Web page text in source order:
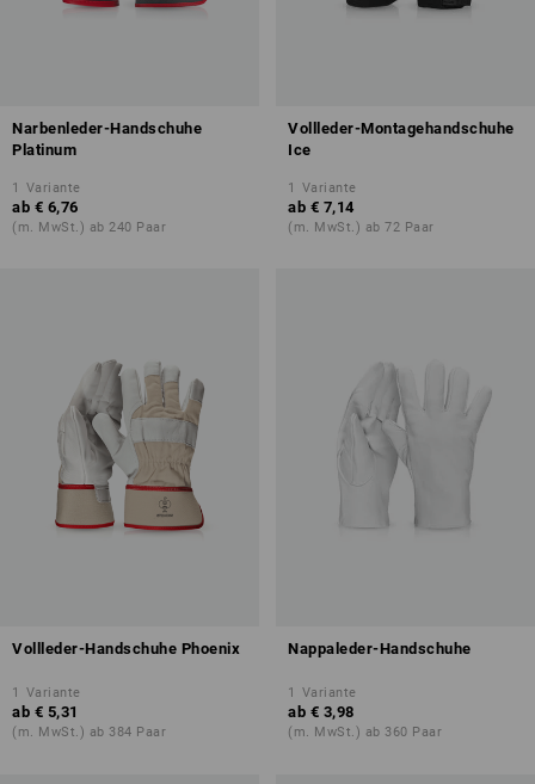
Narbenleder-Handschuhe
Platinum
1 Variante
ab € 6,76
(m. MwSt.) ab 240 Paar
Vollleder-Montagehandschuhe
Ice
1 Variante
ab € 7,14
(m. MwSt.) ab 72 Paar
Vollleder-Handschuhe Phoenix
1 Variante
ab € 5,31
(m. MwSt.) ab 384 Paar
Nappaleder-Handschuhe
1 Variante
ab € 3,98
(m. MwSt.) ab 360 Paar